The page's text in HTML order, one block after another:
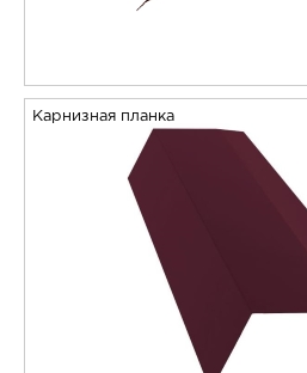
Карнизная планка